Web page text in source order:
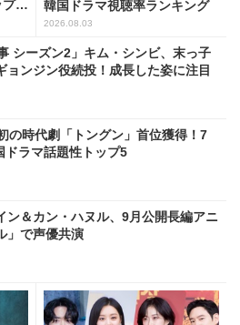
し
韓国ドラマ視聴率ランキング
2026.08.03
シーズン2」キム・シンビ、末っ子
ョンジン役続投！成長した姿に注目
の時代劇「トングン」首位獲得！7
ドラマ話題性トップ5
ン＆カン・ハヌル、9月公開長編アニ
」で声優共演